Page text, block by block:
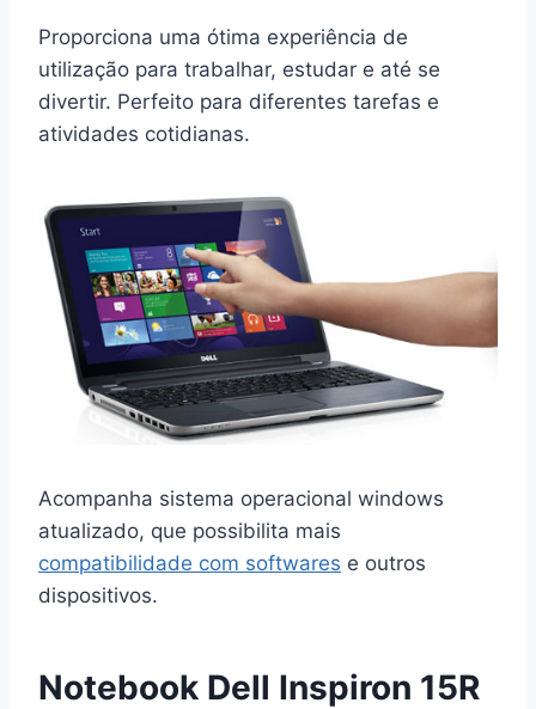
Proporciona uma ótima experiência de
utilização para trabalhar, estudar e até se
divertir. Perfeito para diferentes tarefas e
atividades cotidianas.
Acompanha sistema operacional windows
atualizado, que possibilita mais
compatibilidade com softwares e outros
dispositivos.
Notebook Dell Inspiron 15R